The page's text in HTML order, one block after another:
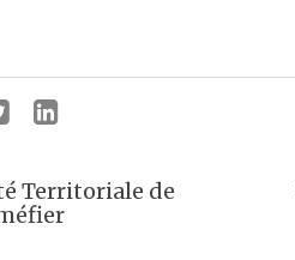
Territoriale de